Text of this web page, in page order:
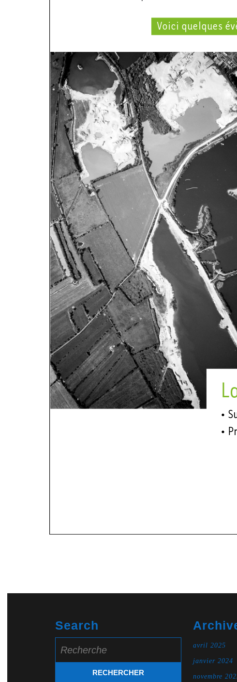
Search
for:
avril 2025
janvier 2024
novembre